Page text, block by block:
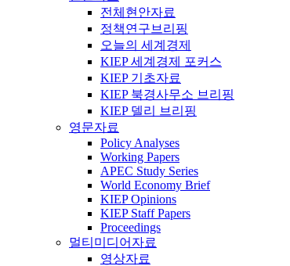
전체현안자료
정책연구브리핑
오늘의 세계경제
KIEP 세계경제 포커스
KIEP 기초자료
KIEP 북경사무소 브리핑
KIEP 델리 브리핑
영문자료
Policy Analyses
Working Papers
APEC Study Series
World Economy Brief
KIEP Opinions
KIEP Staff Papers
Proceedings
멀티미디어자료
영상자료